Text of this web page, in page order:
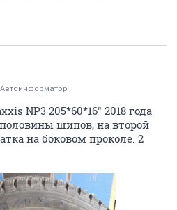
Автоинформатор
NP3 205*60*16" 2018 года
шипов, на второй
на боковом проколе. 2